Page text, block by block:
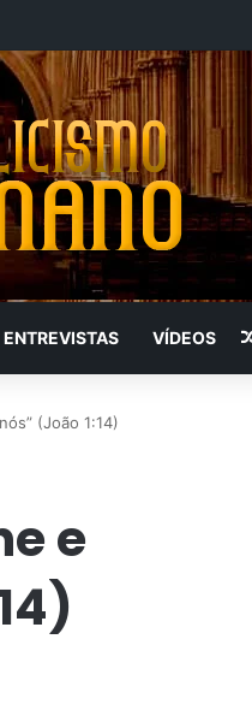
ENTREVISTAS VÍDEOS
(João 1:14)
e